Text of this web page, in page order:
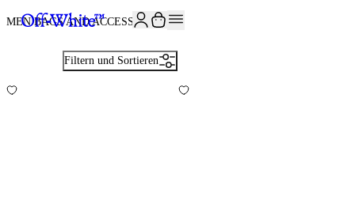
MEN BAGS AND ACCESSORIES 9
Filtern und Sortieren